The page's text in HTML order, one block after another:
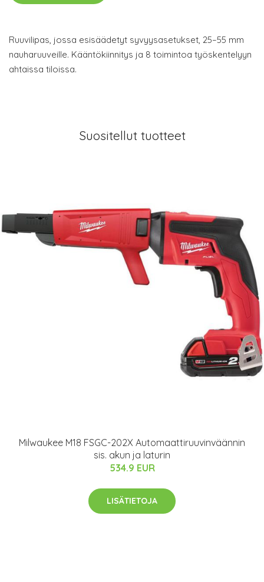
Ruuvilipas, jossa esisäädetyt syvyysasetukset, 25–55 mm
nauharuuveille. Kääntökiinnitys ja 8 toimintoa työskentelyyn
ahtaissa tiloissa.
Suositellut tuotteet
Milwaukee M18 FSGC-202X Automaattiruuvinväännin
sis. akun ja laturin
534.9 EUR
LISÄTIETOJA